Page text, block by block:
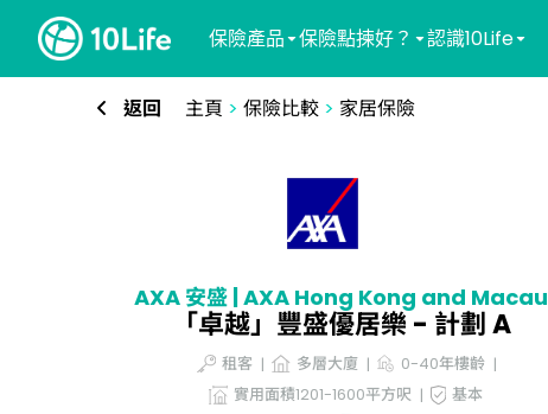
保險產品 保險點揀好？ 認識10Life
返回 主頁 > 保險比較> 家居保險
AXA 安盛 | AXA Hong Kong and Macau
「卓越」豐盛優居樂 - 計劃 A
租客 多層大廈
0-40年樓齡
實用面積1201-1600平方呎
基本